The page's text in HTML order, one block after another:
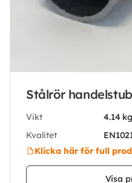
Stålrör
Vikt
4.14 kg
Kvalitet
Klicka här för full
Visa